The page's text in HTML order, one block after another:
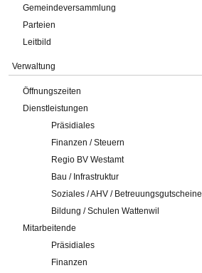
Gemeindeversammlung
Parteien
Leitbild
Verwaltung
Öffnungszeiten
Dienstleistungen
Präsidiales
Finanzen / Steuern
Regio BV Westamt
Bau / Infrastruktur
Soziales / AHV / Betreuungsgutscheine
Bildung / Schulen Wattenwil
Mitarbeitende
Präsidiales
Finanzen